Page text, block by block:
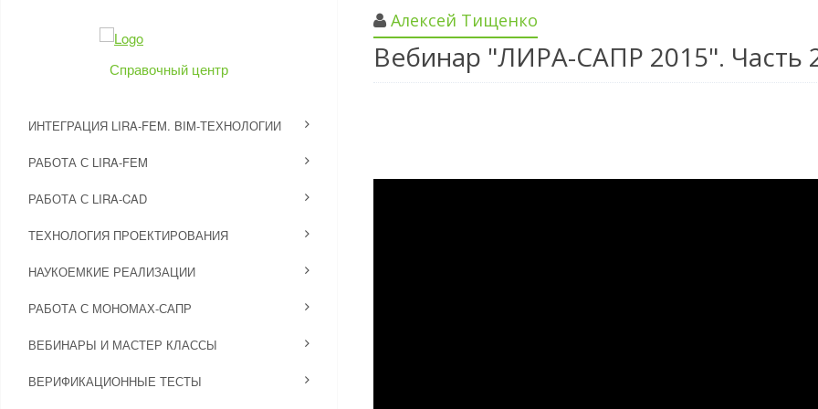
Справочный центр
ИНТЕГРАЦИЯ LIRA-FEM. BIM-ТЕХНОЛОГИИ
РАБОТА С LIRA-FEM
РАБОТА С LIRA-CAD
ТЕХНОЛОГИЯ ПРОЕКТИРОВАНИЯ
НАУКОЕМКИЕ РЕАЛИЗАЦИИ
РАБОТА С МОНОМАХ-САПР
ВЕБИНАРЫ И МАСТЕР КЛАССЫ
ВЕРИФИКАЦИОННЫЕ ТЕСТЫ
Алексей Тищенко
Вебинар "ЛИРА-САПР 2015". Часть